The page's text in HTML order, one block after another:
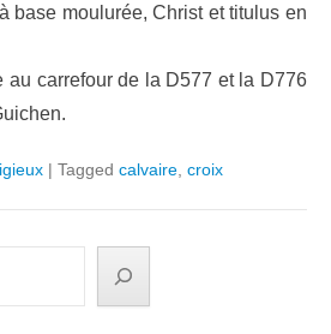
base moulurée, Christ et titulus en
au carrefour de la D577 et la D776
| Tagged calvaire croix